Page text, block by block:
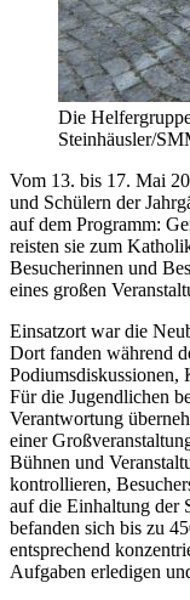
Die
Steinhäusler/
Vom 13. bis 17. Mai
und Schülern der
auf dem Programm:
reisten sie zum
Besucherinnen und
eines großen
Einsatzort war die
Dort fanden während
Podiumsdiskussionen,
Für die Jugendlichen
Verantwortung
einer
Bühnen und
kontrollieren,
auf die Einhaltung der
befanden sich bis zu
entsprechend
Aufgaben erledigen